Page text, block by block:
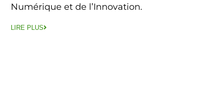
Numérique et de l’Innovation.
LIRE PLUS